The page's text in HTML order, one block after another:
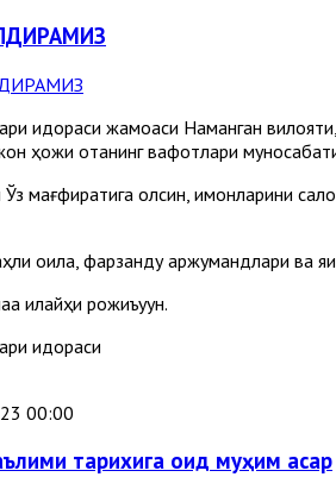
идораси жамоаси Наманган
ҳожи отанинг вафотлари муносабати
мағфиратига олсин, имонларини
оила, фарзанду аржумандлари ва
илайҳи рожиъуун.
идораси
00:00
тарихига оид муҳим асар